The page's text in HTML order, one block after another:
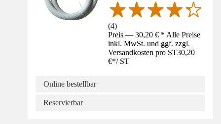
(4)
Preis — 30,20 € * Alle Preise
inkl. MwSt. und ggf. zzgl.
Versandkosten pro ST30,20
€*/ ST
Online bestellbar
Reservierbar